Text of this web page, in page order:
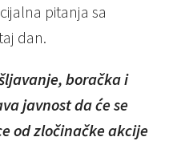
pitanja sa
dan.
boračka i
javnost da će se
od zločinačke akcije